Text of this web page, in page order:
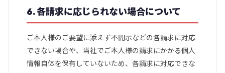
6. 各請求に応じられない場合について
ご本人様のご要望に添えず不開示などの各請求に対応
できない場合や、当社でご本人様の請求にかかる個人
情報自体を保有していないため、各請求に対応できな